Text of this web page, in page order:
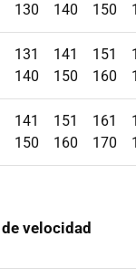
130
140
150
131
140
141
150
151
160
141
150
151
160
161
170
velocidad